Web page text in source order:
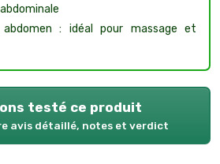
: idéal pour massage et
testé ce produit
avis détaillé, notes et verdict